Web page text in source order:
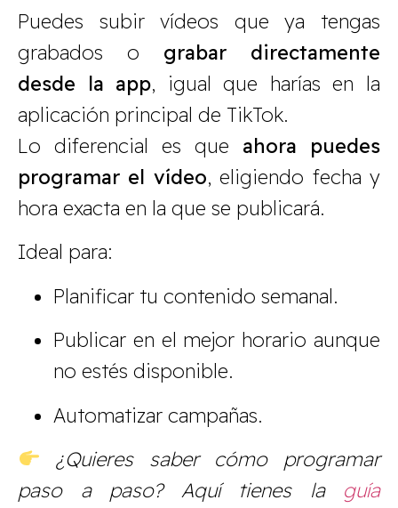
Puedes subir vídeos que ya tengas
grabados o grabar directamente
desde la app, igual que harías en la
aplicación principal de TikTok.
Lo diferencial es que ahora puedes
programar el vídeo, eligiendo fecha y
hora exacta en la que se publicará.
Ideal para:
Planificar tu contenido semanal.
Publicar en el mejor horario aunque
no estés disponible.
Automatizar campañas.
¿Quieres saber cómo programar
paso a paso? Aquí tienes la guía